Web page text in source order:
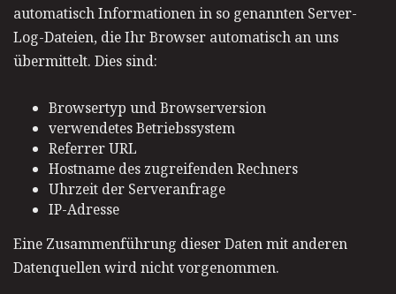
automatisch Informationen in so genannten Server-
Log-Dateien, die Ihr Browser automatisch an uns
übermittelt. Dies sind:
Browsertyp und Browserversion
verwendetes Betriebssystem
Referrer URL
Hostname des zugreifenden Rechners
Uhrzeit der Serveranfrage
IP-Adresse
Eine Zusammenführung dieser Daten mit anderen
Datenquellen wird nicht vorgenommen.